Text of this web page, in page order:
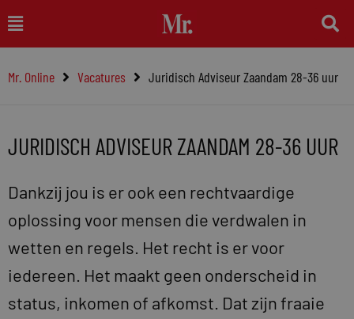
naar
inhoud
Main
Menu
Mr. Online Vacatures Juridisch Adviseur Zaandam 28-36 uur
JURIDISCH ADVISEUR ZAANDAM 28-36 UUR
Dankzij jou is er ook een rechtvaardige
oplossing voor mensen die verdwalen in
wetten en regels. Het recht is er voor
iedereen. Het maakt geen onderscheid in
status, inkomen of afkomst. Dat zijn fraaie